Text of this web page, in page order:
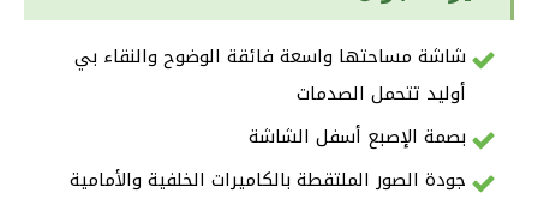
شاشة مساحتها واسعة فائقة الوضوح والنقاء بي
أوليد تتحمل الصدمات
بصمة الإصبع أسفل الشاشة
جودة الصور الملتقطة بالكاميرات الخلفية والأمامية